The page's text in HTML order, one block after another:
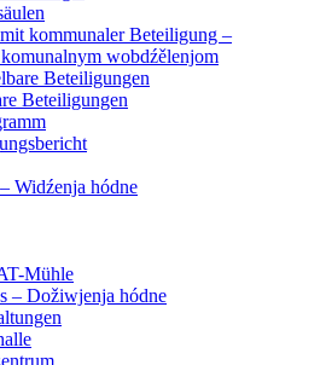
kommunaler Beteiligung –
wobdźělenjom
Beteiligungen
Beteiligungen
Widźenja hódne
Mühle
– Dožiwjenja hódne